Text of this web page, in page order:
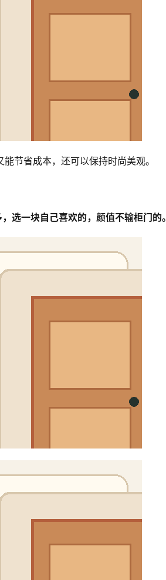
节省成本，还可以保持时尚美观。
选一块自己喜欢的，颜值不输柜门的。